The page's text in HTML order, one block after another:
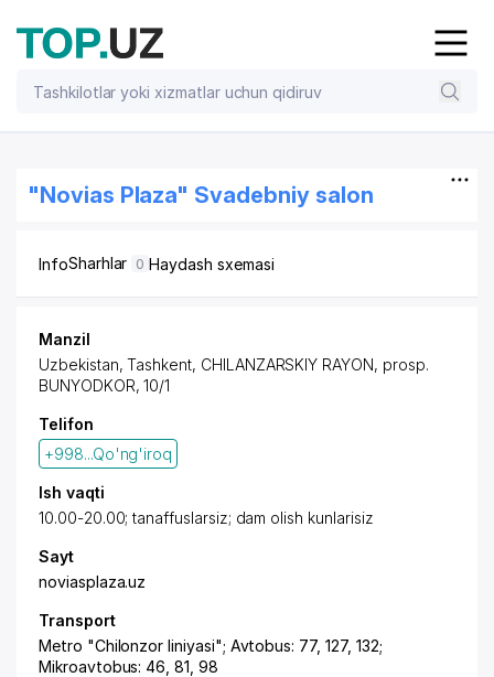
"Novias Plaza" Svadebniy salon
InfoSharhlar 0 Haydash sxemasi
Manzil
Uzbekistan,Tashkent, CHILANZARSKIY RAYON, prosp.
BUNYODKOR, 10/1
Telifon
+998...Qo'ng'iroq
Ish vaqti
10.00-20.00; tanaffuslarsiz; dam olish kunlarisiz
Sayt
noviasplaza.uz
Transport
Metro "Chilonzor liniyasi"; Avtobus: 77, 127, 132;
Mikroavtobus: 46, 81, 98